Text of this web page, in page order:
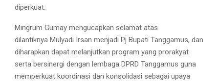
diperkuat.
Mingrum Gumay mengucapkan selamat atas
dilantiknya Mulyadi Irsan menjadi Pj Bupati Tanggamus, dan
diharapkan dapat melanjutkan program yang prorakyat
serta bersinergi dengan lembaga DPRD Tanggamus guna
memperkuat koordinasi dan konsolidasi sebagai upaya